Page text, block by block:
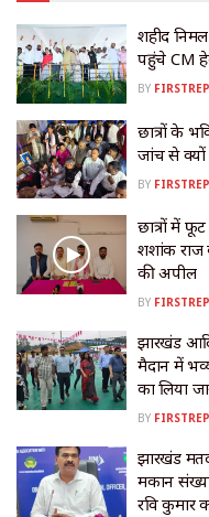
शहीद
पहुंचे CM
BY
छात्रों के
जांच से क्यों
BY
छात्रों में
शशांक राज
की अपील
BY
झारखंड
मैदान में
का लिया
BY
झारखंड
मकान
रवि कुमार